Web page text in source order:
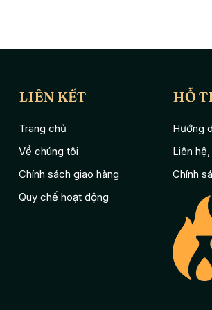
LIÊN KẾT
Trang chủ
Về chúng tôi
Chính sách giao hàng
Quy chế hoạt động
HỖ
Hướng
Liên
Chính